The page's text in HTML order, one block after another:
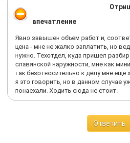
впечатление
Явно завышен объем работ и,
цена - мне не жалко заплатить, но
нужно. Техотдел, куда пришел
славянской наружности, мне как
так безотносительно к делу мне
я это говорить, но в данном случае
понаехали. Ходить сюда не стоит.
Ответить